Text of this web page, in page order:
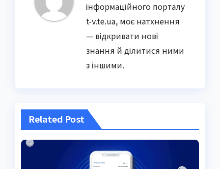
інформаційного порталу
t-v.te.ua, моє натхнення
— відкривати нові
знання й ділитися ними
з іншими.
Related Post